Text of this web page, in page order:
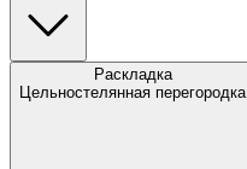
Раскладка
Цельностелянная перегородка